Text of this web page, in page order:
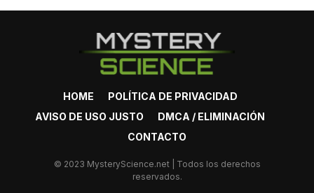
HOME
POLÍTICA DE PRIVACIDAD
AVISO DE USO JUSTO
DMCA / ELIMINACIÓN
CONTACTO
© 2023 MysteryScience.net | Todos los derechos
reservados.